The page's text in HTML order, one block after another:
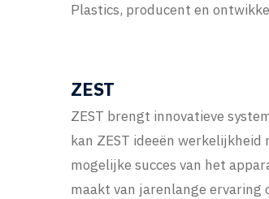
Plastics, producent en
ZEST
ZEST brengt innovatieve
kan ZEST ideeën
mogelijke succes van het
maakt van jarenlange ervaring